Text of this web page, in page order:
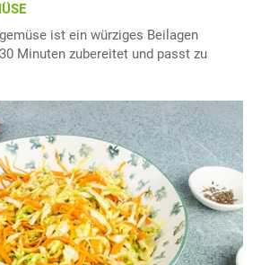
ist ein würziges Beilagen
Minuten zubereitet und passt zu